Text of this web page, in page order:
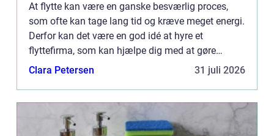
At flytte kan være en ganske besværlig proces,
som ofte kan tage lang tid og kræve meget energi.
Derfor kan det være en god idé at hyre et
flyttefirma, som kan hjælpe dig med at gøre
flytteprocessen hurtige...
Clara Petersen 31 juli 2026